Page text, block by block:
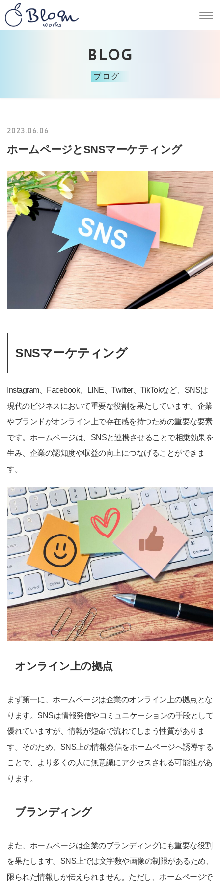
BLOG
ブログ
2023.06.06
ホームページとSNSマーケティング
SNSマーケティング
Instagram、Facebook、LINE、Twitter、TikTokなど、SNSは
現代のビジネスにおいて重要な役割を果たしています。企業
やブランドがオンライン上で存在感を持つための重要な要素
です。ホームページは、SNSと連携させることで相乗効果を
生み、企業の認知度や収益の向上につなげることができま
す。
オンライン上の拠点
まず第一に、ホームページは企業のオンライン上の拠点とな
ります。SNSは情報発信やコミュニケーションの手段として
優れていますが、情報が短命で流れてしまう性質がありま
す。そのため、SNS上の情報発信をホームページへ誘導する
ことで、より多くの人に無意識にアクセスされる可能性があ
ります。
ブランディング
また、ホームページは企業のブランディングにも重要な役割
を果たします。SNS上では文字数や画像の制限があるため、
限られた情報しか伝えられません。ただし、ホームページで